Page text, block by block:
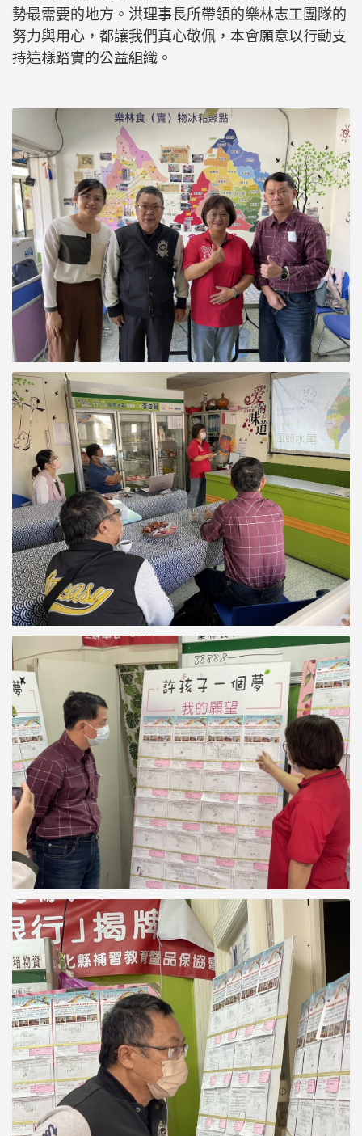
勢最需要的地方。洪理事長所帶領的樂林志工團隊的
努力與用心，都讓我們真心敬佩， 本會願意以行動支
持這樣踏實的公益組織。